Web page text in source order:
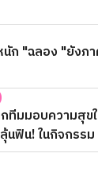
ก "ฉลอง "ยังภ
ทีมมอบความสุข
ฟิน! ในกิจกรร
Fan